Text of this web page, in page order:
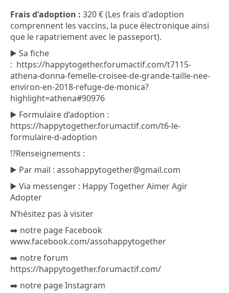
Frais d'adoption : 320 € (Les frais d'adoption
comprennent les vaccins, la puce électronique ainsi
que le rapatriement avec le passeport).
▶️ Sa fiche
: https://happytogether.forumactif.com/t7115-
athena-donna-femelle-croisee-de-grande-taille-nee-
environ-en-2018-refuge-de-monica?
highlight=athena#90976
▶️ Formulaire d’adoption :
https://happytogether.forumactif.com/t6-le-
formulaire-d-adoption
⁉️Renseignements :
▶️ Par mail : assohappytogether@gmail.com
▶️ Via messenger : Happy Together Aimer Agir
Adopter
N’hésitez pas à visiter
➡️ notre page Facebook
www.facebook.com/assohappytogether
➡️ notre forum
https://happytogether.forumactif.com/
➡️ notre page Instagram